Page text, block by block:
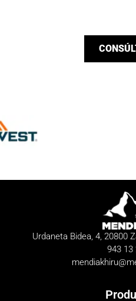
Urdaneta Bidea, 4, 20800
943 13